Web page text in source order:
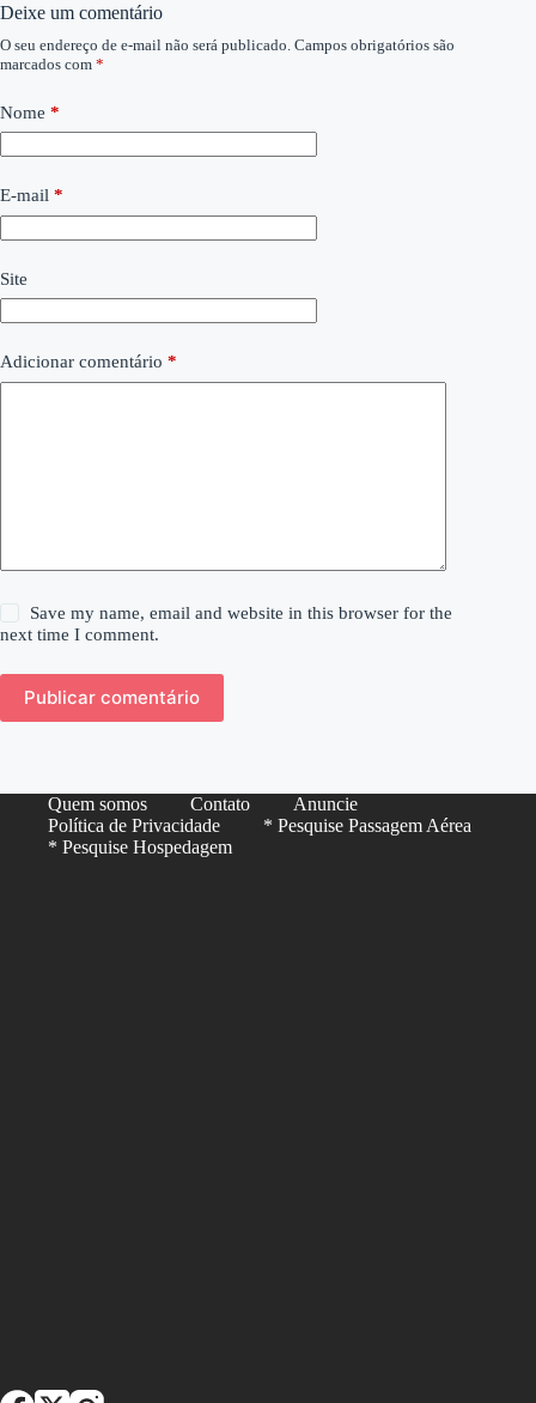
Deixe um comentário
O seu endereço de e-mail não será publicado. Campos obrigatórios são
marcados com *
Nome *
E-mail *
Site
Adicionar comentário *
Save my name, email and website in this browser for the
next time I comment.
Publicar comentário
Quem somos Contato
Anuncie
Política de Privacidade
* Pesquise Passagem Aérea
* Pesquise Hospedagem